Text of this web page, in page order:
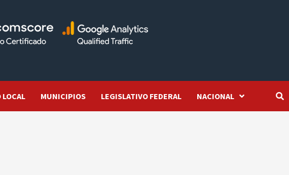
LOCAL MUNICIPIOS LEGISLATIVO FEDERAL NACIONAL